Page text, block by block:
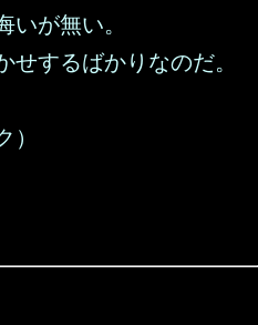
いが無い。
せするばかりなのだ。
）